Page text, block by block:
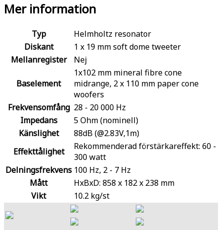
Mer information
Typ
Helmholtz resonator
Diskant
1 x 19 mm soft dome tweeter
Mellanregister
Nej
Baselement
1x102 mm mineral fibre cone
midrange, 2 x 110 mm paper cone
woofers
Frekvensomfång 28 - 20 000 Hz
Impedans
5 Ohm (nominell)
Känslighet
88dB (@2.83V,1m)
Effekttålighet
Rekommenderad förstärkareffekt: 60 -
300 watt
Delningsfrekvens 100 Hz, 2 - 7 Hz
Mått
HxBxD: 858 x 182 x 238 mm
Vikt
10.2 kg/st